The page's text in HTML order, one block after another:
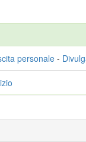
personale-